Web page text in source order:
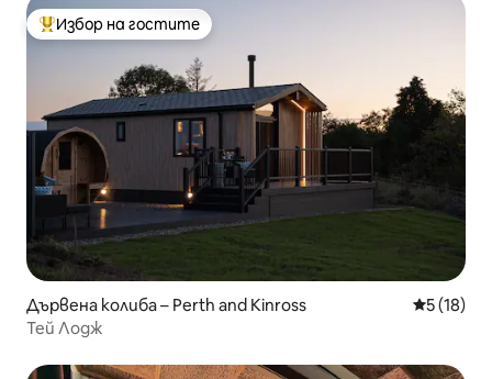
Най-популярен избор на гостите
Избор на гостите
Дървена колиба – Perth and Kinross Средна
5 (18)
Тей Лодж